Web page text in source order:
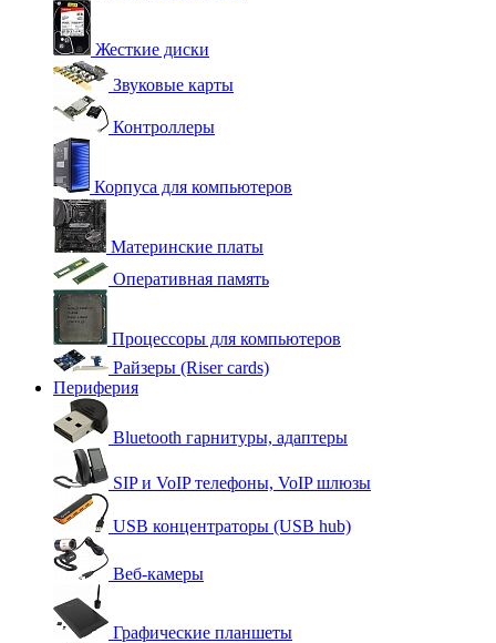
Жесткие диски
Звуковые карты
Контроллеры
Корпуса для компьютеров
Материнские платы
Оперативная память
Процессоры для компьютеров
Райзеры (Riser cards)
Периферия
Bluetooth гарнитуры, адаптеры
SIP и VoIP телефоны, VoIP шлюзы
USB концентраторы (USB hub)
Веб-камеры
Графические планшеты